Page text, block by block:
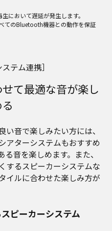
において遅延が発生します。
てのBluetooth機器との動作を保証
テム連携］
て最適な音が楽し
音で楽しみたい方には、
アターシステムもおすすめ
音を楽しめます。また、
するスピーカーシステムな
イルに合わせた楽しみ方が
ピーカーシステム